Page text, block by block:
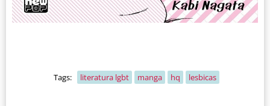
Tags: literatura lgbt manga hq lesbicas